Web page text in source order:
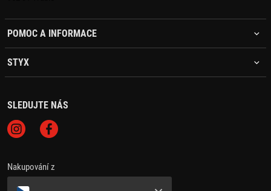
POMOC A INFORMACE
STYX
SLEDUJTE NÁS
Nakupování z